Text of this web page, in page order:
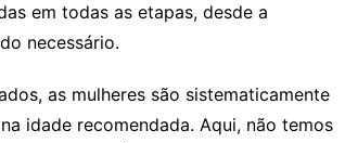
em todas as etapas, desde a
necessário.
as mulheres são sistematicamente
idade recomendada. Aqui, não temos